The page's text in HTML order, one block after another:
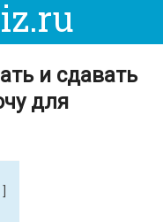
и сдавать
для